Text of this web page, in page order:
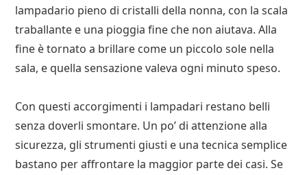
lampadario pieno di cristalli della nonna, con la scala
traballante e una pioggia fine che non aiutava. Alla
fine è tornato a brillare come un piccolo sole nella
sala, e quella sensazione valeva ogni minuto speso.
Con questi accorgimenti i lampadari restano belli
senza doverli smontare. Un po’ di attenzione alla
sicurezza, gli strumenti giusti e una tecnica semplice
bastano per affrontare la maggior parte dei casi. Se